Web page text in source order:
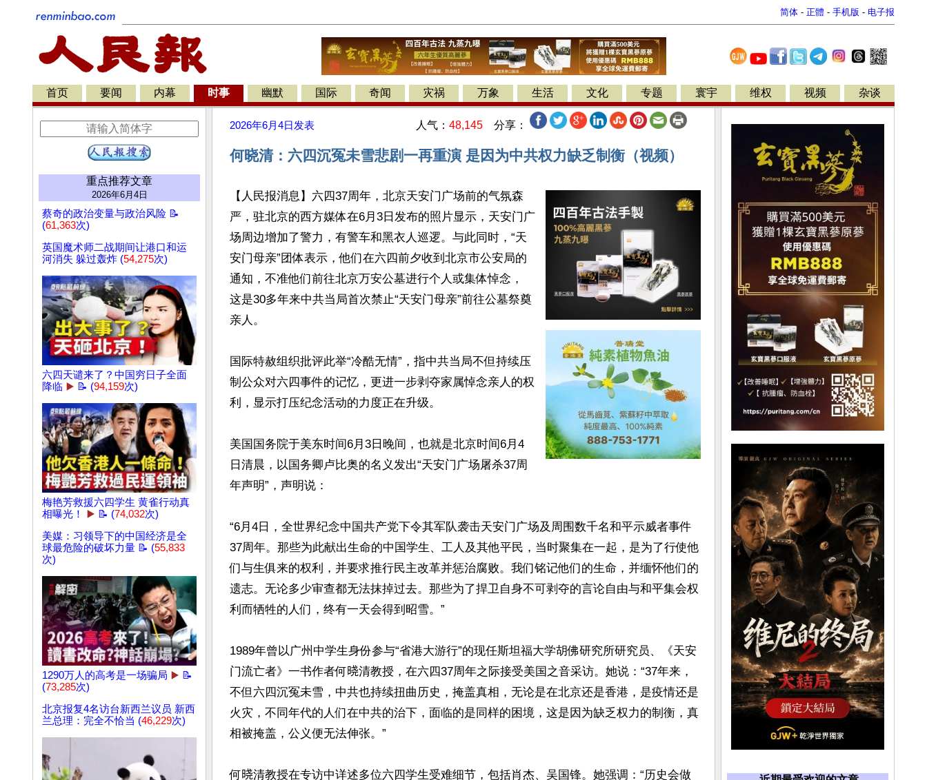
简体 - 正體 - 手机版 - 电子报
首页 要闻 内幕 时事 幽默 国际 奇闻 灾祸 万象 生活 文化 专题 寰宇 维权 视频 杂谈
重点推荐文章
2026年6月4日
蔡奇的政治变量与政治风险 📝
(61,363次)
英国魔术师二战期间让港口和运
河消失 躲过轰炸 (54,275次)
六四天谴来了？中国穷日子全面
降临 ▶️ 📝 (94,159次)
梅艳芳救援六四学生 黄雀行动真
相曝光！
▶️ 📝 (74,032次)
美媒：习领导下的中国经济是全
球最危险的破坏力量 📝 (55,833
次)
1290万人的高考是一场骗局 ▶️ 📝
(73,285次)
北京报复4名访台新西兰议员 新西
兰总理：完全不恰当 (46,229次)
2026年6月4日 发表 人气： 48,145 分享：
何晓清：六四沉冤未雪悲剧一再重演 是因为中共权力缺乏制衡（视频）
【人民报消息】六四37周年，北京天安门广场前的气氛森
严，驻北京的西方媒体在6月3日发布的照片显示，天安门广
场周边增加了警力，有警车和黑衣人巡逻。与此同时，“天
安门母亲”团体表示，他们在六四前夕收到北京市公安局的
通知，不准他们前往北京万安公墓进行个人或集体悼念，
这是30多年来中共当局首次禁止“天安门母亲”前往公墓祭奠
亲人。
国际特赦组织批评此举“冷酷无情”，指中共当局不但持续压
制公众对六四事件的记忆，更进一步剥夺家属悼念亲人的权
利，显示打压纪念活动的力度正在升级。
美国国务院于美东时间6月3日晚间，也就是北京时间6月4
日清晨，以国务卿卢比奥的名义发出“天安门广场屠杀37周
年声明”，声明说：
“6月4日，全世界纪念中国共产党下令其军队袭击天安门广场及周围数千名和平示威者事件
37周年。那些为此献出生命的中国学生、工人及其他平民，当时聚集在一起，是为了行使他
们与生俱来的权利，并要求推行民主改革并惩治腐败。我们铭记他们的生命，并缅怀他们的
遗志。无论多少审查都无法抹掉过去。那些为了捍卫自身不可剥夺的言论自由与和平集会权
利而牺牲的人们，终有一天会得到昭雪。”
1989年曾以广州中学生身份参与“省港大游行”的现任斯坦福大学胡佛研究所研究员、《天安
门流亡者》一书作者何𣇈清教授，在六四37周年之际接受美国之音采访。她说：“37年来，
不但六四沉冤未雪，中共也持续扭曲历史，掩盖真相，无论是在北京还是香港，是疫情还是
火灾，不同年代的人们在中共的治下，面临的是同样的困境，这是因为缺乏权力的制衡，真
相被掩盖，公义便无法伸张。”
何𣇈清教授在专访中详述多位六四学生受难细节，包括肖杰、吴国锋。她强调：“历史会做